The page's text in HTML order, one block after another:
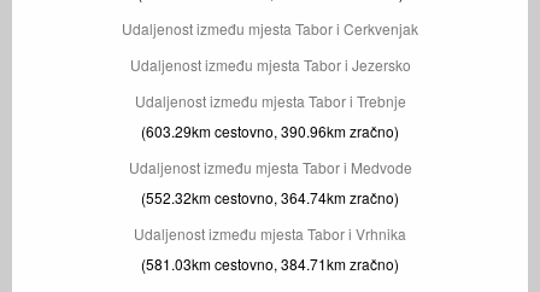
Udaljenost između mjesta Tabor i Cerkvenjak
Udaljenost između mjesta Tabor i Jezersko
Udaljenost između mjesta Tabor i Trebnje
(603.29km cestovno, 390.96km zračno)
Udaljenost između mjesta Tabor i Medvode
(552.32km cestovno, 364.74km zračno)
Udaljenost između mjesta Tabor i Vrhnika
(581.03km cestovno, 384.71km zračno)